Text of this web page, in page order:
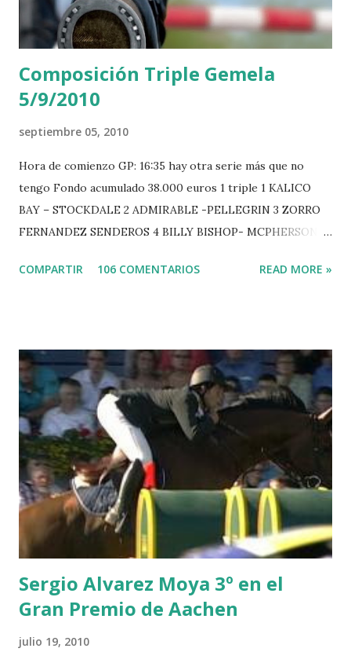
Composición Triple Gemela
5/9/2010
septiembre 05, 2010
Hora de comienzo GP: 16:35 hay otra serie más que no
tengo Fondo acumulado 38.000 euros 1 triple 1 KALICO
BAY – STOCKDALE 2 ADMIRABLE -PELLEGRIN 3 ZORRO
FERNANDEZ SENDEROS 4 BILLY BISHOP- MCPHERSON 5
-EPAILLARD 7 GIG AMAI M WHITAKER 8 SILVANA DU
POWER - MILLAR 5 ARMANIE -VOORN 6 QUERLYBET
HERO -LEJAUNE 7 MO CHROI - O’BRIEN 8 CARMENA Z -
BREEN 9 JALLA DE GAVIERE -RAMZY AL DUHAMI 10
NOVEL -PHILIPPAERTS 3 triple 1 LATE NIGHT -LEVY 2 K
CLUB LADY -O’CONNOR 3 QUICK STUDY - HOUGH 4
LORENZO -AHLMANN 5 L’ESPOIR -GULLIKSEN 6
TOPINAMBOUR -LEPREVOST 7 WISCONSIN 111 -MOYA 8
INTERTOY Z - BRASH 9 HERALD –CORDON 10 SELDANA
DI CAMPALTO -SHARBATLY Vuelta Triunfal... el ganador
del Gran Premio en su vuelta de honor
COMPARTIR 106 COMENTARIOS READ MORE »
Sergio Alvarez Moya 3º en el
Gran Premio de Aachen
julio 19, 2010